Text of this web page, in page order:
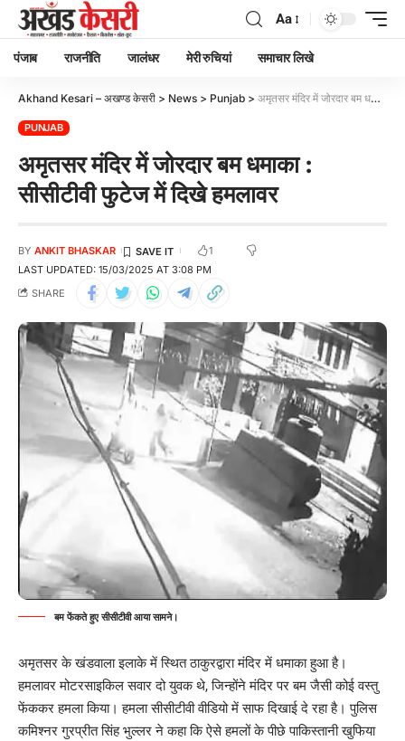
Aa
पंजाब राजनीति जालंधर मेरी रुचियां समाचार लिखे
Akhand Kesari – अखण्ड केसरी > News > Punjab > अमृतसर मंदिर में जोरदार बम धमाका : सीसीटीवी फुटेज में दिखे हमलावर
PUNJAB
अमृतसर मंदिर में जोरदार बम धमाका :
सीसीटीवी फुटेज में दिखे हमलावर
LAST UPDATED: 15/03/2025 AT 3:08 PM
BY ANKIT BHASKAR 1
SHARE
बम फेंकते हुए सीसीटीवी आया सामने।
अमृतसर के खंडवाला इलाके में स्थित ठाकुरद्वारा मंदिर में धमाका हुआ है।
हमलावर मोटरसाइकिल सवार दो युवक थे, जिन्होंने मंदिर पर बम जैसी कोई वस्तु
फेंककर हमला किया। हमला सीसीटीवी वीडियो में साफ दिखाई दे रहा है। पुलिस
कमिश्नर गुरप्रीत सिंह भुल्लर ने कहा कि ऐसे हमलों के पीछे पाकिस्तानी खुफिया